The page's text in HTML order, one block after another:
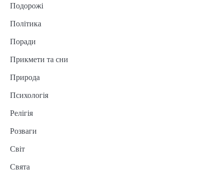
Подорожі
Політика
Поради
Прикмети та сни
Природа
Психологія
Релігія
Розваги
Світ
Свята